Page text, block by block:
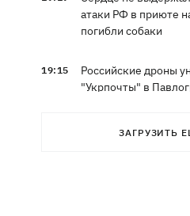
атаки РФ в приюте
погибли собаки
19:15
Российские дроны
"Укрпочты" в
ЗАГРУЗИТЬ